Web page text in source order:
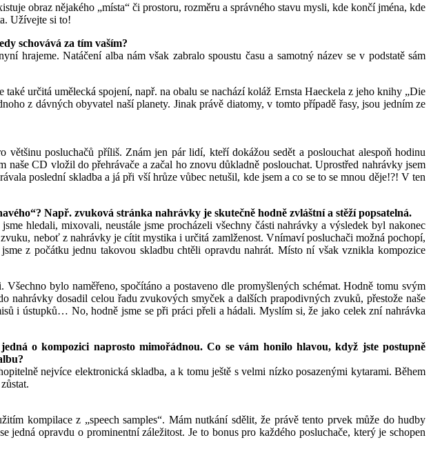
obraz nějakého „místa“ či prostoru, rozměru a správného stavu mysli, kde končí jména, kde
Užívejte si to!
schovává za tím vaším?
hrajeme. Natáčení alba nám však zabralo spoustu času a samotný název se v podstatě sám
určitá umělecká spojení, např. na obalu se nachází koláž Ernsta Haeckela z jeho knihy „Die
z dávných obyvatel naší planety. Jinak právě diatomy, v tomto případě řasy, jsou jedním ze
posluchačů příliš. Znám jen pár lidí, kteří dokážou sedět a poslouchat alespoň hodinu
CD vložil do přehrávače a začal ho znovu důkladně poslouchat. Uprostřed nahrávky jsem
poslední skladba a já při vší hrůze vůbec netušil, kde jsem a co se to se mnou děje!?! V ten
Např. zvuková stránka nahrávky je skutečně hodně zvláštní a stěží popsatelná.
hledali, mixovali, neustále jsme procházeli všechny části nahrávky a výsledek byl nakonec
neboť z nahrávky je cítit mystika i určitá zamlženost. Vnímaví posluchači možná pochopí,
z počátku jednu takovou skladbu chtěli opravdu nahrát. Místo ní však vznikla kompozice
bylo naměřeno, spočítáno a postaveno dle promyšlených schémat. Hodně tomu svým
dosadil celou řadu zvukových smyček a dalších prapodivných zvuků, přestože naše
i ústupků… No, hodně jsme se při práci přeli a hádali. Myslím si, že jako celek zní nahrávka
o kompozici naprosto mimořádnou. Co se vám honilo hlavou, když jste postupně
nejvíce elektronická skladba, a k tomu ještě s velmi nízko posazenými kytarami. Během
kompilace z „speech samples“. Mám nutkání sdělit, že právě tento prvek může do hudby
opravdu o prominentní záležitost. Je to bonus pro každého posluchače, který je schopen